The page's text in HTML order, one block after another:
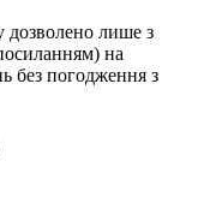
дозволено лише з
на
без погодження з